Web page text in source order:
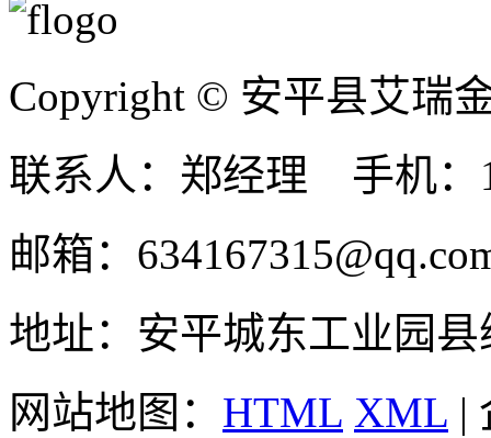
Copyright © 安平县艾瑞
联系人：郑经理 手机：
邮箱：
地址：安平城东工业园县
网站地图： HTML XML |